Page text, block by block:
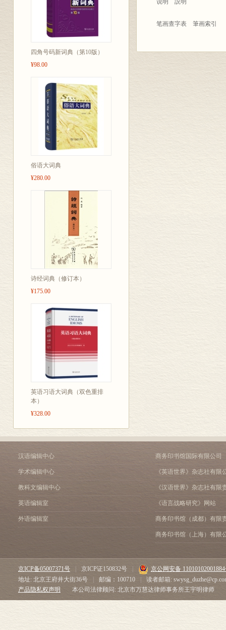
四角号码新词典（第10版）
¥98.00
俗语大词典
¥280.00
诗经词典（修订本）
¥175.00
英语习语大词典（双色重排
本）
¥328.00
北京语言学
说明 説明
笔画查字表 筆画索引
汉语编辑中心
学术编辑中心
教科文编辑中心
英语编辑室
外语编辑室
商务印书馆国际有限公司
《英语世界》杂志社有限
《汉语世界》杂志社有限
《语言战略研究》网站
商务印书馆（成都）有限
商务印书馆（上海）有限
京ICP备05007371号 京ICP证150832号
京公网安备
地址: 北京王府井大街36号
邮编：100710
读者邮箱:
产品隐私权声明
本公司法律顾问: 北京市万慧达律师事务所王宇明律师